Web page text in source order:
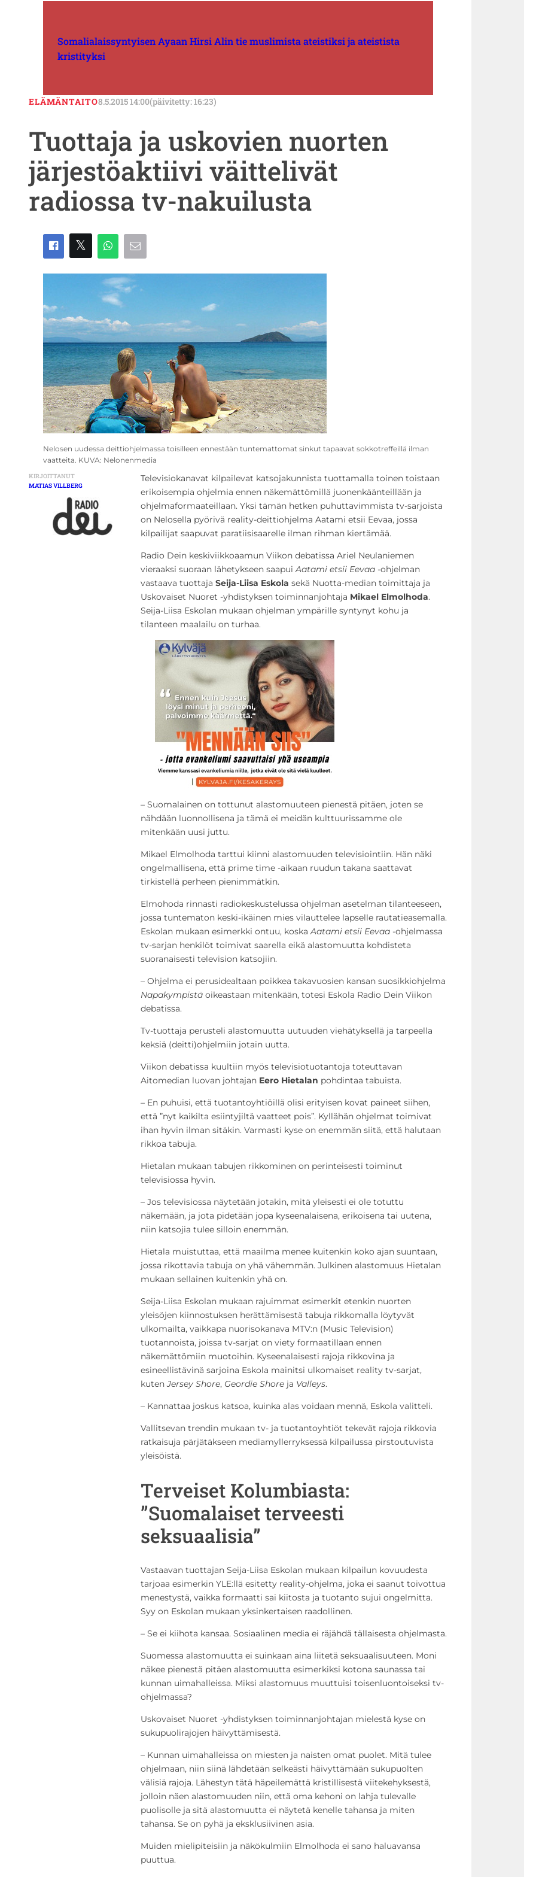
Somalialaissyntyisen Ayaan Hirsi Alin tie muslimista ateistiksi ja ateistista
kristityksi
ELÄMÄNTAITO8.5.2015 14:00(päivitetty: 16:23)
Tuottaja ja uskovien nuorten
järjestöaktiivi väittelivät
radiossa tv-nakuilusta
Nelosen uudessa deittiohjelmassa toisilleen ennestään tuntemattomat sinkut tapaavat sokkotreffeillä ilman
vaatteita. KUVA: Nelonenmedia
KIRJOITTANUT
MATIAS VILLBERG
Televisiokanavat kilpailevat katsojakunnista tuottamalla toinen toistaan
erikoisempia ohjelmia ennen näkemättömillä juonenkäänteillään ja
ohjelmaformaateillaan. Yksi tämän hetken puhuttavimmista tv-sarjoista
on Nelosella pyörivä reality-deittiohjelma Aatami etsii Eevaa, jossa
kilpailijat saapuvat paratiisisaarelle ilman rihman kiertämää.
Radio Dein keskiviikkoaamun Viikon debatissa Ariel Neulaniemen
vieraaksi suoraan lähetykseen saapui Aatami etsii Eevaa -ohjelman
vastaava tuottaja Seija-Liisa Eskola sekä Nuotta-median toimittaja ja
Uskovaiset Nuoret -yhdistyksen toiminnanjohtaja Mikael Elmolhoda.
Seija-Liisa Eskolan mukaan ohjelman ympärille syntynyt kohu ja
tilanteen maalailu on turhaa.
– Suomalainen on tottunut alastomuuteen pienestä pitäen, joten se
nähdään luonnollisena ja tämä ei meidän kulttuurissamme ole
mitenkään uusi juttu.
Mikael Elmolhoda tarttui kiinni alastomuuden televisiointiin. Hän näki
ongelmallisena, että prime time -aikaan ruudun takana saattavat
tirkistellä perheen pienimmätkin.
Elmohoda rinnasti radiokeskustelussa ohjelman asetelman tilanteeseen,
jossa tuntematon keski-ikäinen mies vilauttelee lapselle rautatieasemalla.
Eskolan mukaan esimerkki ontuu, koskaAatami etsii Eevaa-ohjelmassa
tv-sarjan henkilöt toimivat saarella eikä alastomuutta kohdisteta
suoranaisesti television katsojiin.
– Ohjelma ei perusidealtaan poikkea takavuosien kansan suosikkiohjelma
Napakympistäoikeastaan mitenkään, totesi Eskola Radio Dein Viikon
debatissa.
Tv-tuottaja perusteli alastomuutta uutuuden viehätyksellä ja tarpeella
keksiä (deitti)ohjelmiin jotain uutta.
Viikon debatissa kuultiin myös televisiotuotantoja toteuttavan
Aitomedian luovan johtajan Eero Hietalan pohdintaa tabuista.
– En puhuisi, että tuotantoyhtiöillä olisi erityisen kovat paineet siihen,
että ”nyt kaikilta esiintyjiltä vaatteet pois”. Kyllähän ohjelmat toimivat
ihan hyvin ilman sitäkin. Varmasti kyse on enemmän siitä, että halutaan
rikkoa tabuja.
Hietalan mukaan tabujen rikkominen on perinteisesti toiminut
televisiossa hyvin.
– Jos televisiossa näytetään jotakin, mitä yleisesti ei ole totuttu
näkemään, ja jota pidetään jopa kyseenalaisena, erikoisena tai uutena,
niin katsojia tulee silloin enemmän.
Hietala muistuttaa, että maailma menee kuitenkin koko ajan suuntaan,
jossa rikottavia tabuja on yhä vähemmän. Julkinen alastomuus Hietalan
mukaan sellainen kuitenkin yhä on.
Seija-Liisa Eskolan mukaan rajuimmat esimerkit etenkin nuorten
yleisöjen kiinnostuksen herättämisestä tabuja rikkomalla löytyvät
ulkomailta, vaikkapa nuorisokanava MTV:n (Music Television)
tuotannoista, joissa tv-sarjat on viety formaatillaan ennen
näkemättömiin muotoihin. Kyseenalaisesti rajoja rikkovina ja
esineellistävinä sarjoina Eskola mainitsi ulkomaiset reality tv-sarjat,
kutenJersey Shore, Geordie Shoreja Valleys.
– Kannattaa joskus katsoa, kuinka alas voidaan mennä, Eskola valitteli.
Vallitsevan trendin mukaan tv- ja tuotantoyhtiöt tekevät rajoja rikkovia
ratkaisuja pärjätäkseen mediamyllerryksessä kilpailussa pirstoutuvista
yleisöistä.
Terveiset Kolumbiasta:
”Suomalaiset terveesti
seksuaalisia”
Vastaavan tuottajan Seija-Liisa Eskolan mukaan kilpailun kovuudesta
tarjoaa esimerkin YLE:llä esitetty reality-ohjelma, joka ei saanut toivottua
menestystä, vaikka formaatti sai kiitosta ja tuotanto sujui ongelmitta.
Syy on Eskolan mukaan yksinkertaisen raadollinen.
– Se ei kiihota kansaa. Sosiaalinen media ei räjähdä tällaisesta ohjelmasta.
Suomessa alastomuutta ei suinkaan aina liitetä seksuaalisuuteen. Moni
näkee pienestä pitäen alastomuutta esimerkiksi kotona saunassa tai
kunnan uimahalleissa. Miksi alastomuus muuttuisi toisenluontoiseksi tv-
ohjelmassa?
Uskovaiset Nuoret -yhdistyksen toiminnanjohtajan mielestä kyse on
sukupuolirajojen häivyttämisestä.
– Kunnan uimahalleissa on miesten ja naisten omat puolet. Mitä tulee
ohjelmaan, niin siinä lähdetään selkeästi häivyttämään sukupuolten
välisiä rajoja. Lähestyn tätä häpeilemättä kristillisestä viitekehyksestä,
jolloin näen alastomuuden niin, että oma kehoni on lahja tulevalle
puolisolle ja sitä alastomuutta ei näytetä kenelle tahansa ja miten
tahansa. Se on pyhä ja eksklusiivinen asia.
Muiden mielipiteisiin ja näkökulmiin Elmolhoda ei sano haluavansa
puuttua.